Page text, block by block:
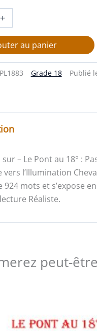
+
au panier
PL1883 Grade 18 Publié
sur – Le Pont au 18° :
vers l’Illumination
924 mots et s’expose
Réaliste.
peut-